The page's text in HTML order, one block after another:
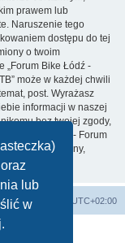
lub
w
prawem lub
Naruszenie tego
dostępu do tej
o twoim
„Forum Bike Łódź -
może w każdej chwili
post. Wyrażasz
informacji w naszej
bez twojej zgody,
Szosowe - Forum
do witryny,
Strefa czasowa UTC+02:00